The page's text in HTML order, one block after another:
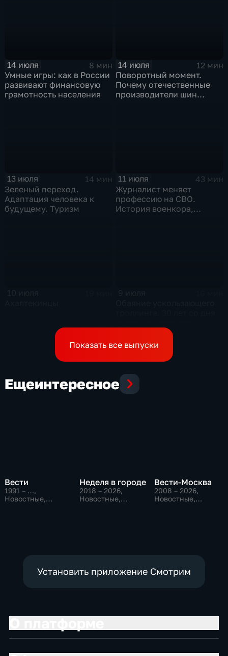
14 июля
8 мин
Умные игры: как в России
развивают финансовую
грамотность населения
14 июля
12 мин
Поворотный момент.
Почему отечественные
производители шин
13 июля
14 мин
Зеленый переход.
Адаптация человека к
будущему. Туризм
11 июля
43 мин
Журналист меняет
профессию на СВО.
История военкора,
музыканта и деятеля
контркультуры Сергея
Курехина
Показать все выпуски
Ещеинтересное
Вести
1991 – …,
Новостные,
Неделя в городе
2018 – 2026,
Новостные,
Вести-Москва
2008 – 2026,
Новостные,
Установить приложение Смотрим